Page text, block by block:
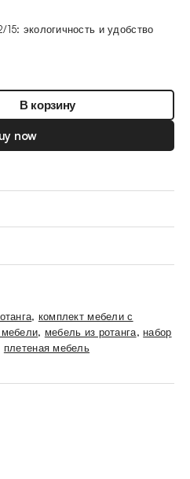
экологичность и удобство
В корзину
now
, комплект мебели с
мебели, мебель из ротанга, набор
плетеная мебель